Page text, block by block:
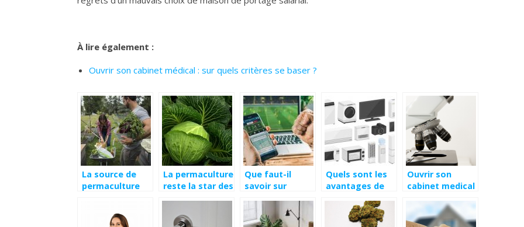
À lire également :
Ouvrir son cabinet médical : sur quels critères se baser ?
La source de
permaculture
La permaculture
reste la star des
Que faut-il
savoir sur
En Ligne ?
Quels sont les
avantages de
d’une tablette
de radiateur ?
Ouvrir son
cabinet medical
criteres se
baser ?